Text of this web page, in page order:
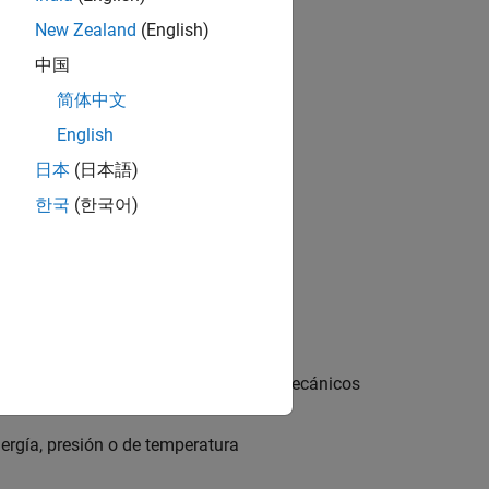
locales o conversores hidromecánicos
presión o de temperatura
New Zealand (English)
中国
简体中文
English
日本 (日本語)
한국 (한국어)